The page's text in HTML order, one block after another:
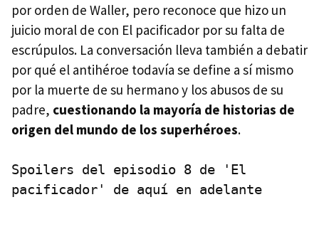
por orden de Waller, pero reconoce que hizo un
juicio moral de con El pacificador por su falta de
escrúpulos. La conversación lleva también a debatir
por qué el antihéroe todavía se define a sí mismo
por la muerte de su hermano y los abusos de su
padre, cuestionando la mayoría de historias de
origen del mundo de los superhéroes.
Spoilers del episodio 8 de 'El
pacificador' de aquí en adelante